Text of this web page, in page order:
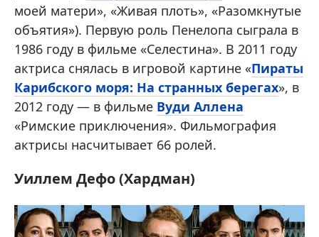
моей матери», «Живая плоть», «Разомкнутые
объятия»). Первую роль Пенелопа сыграла в
1986 году в фильме «Селестина». В 2011 году
актриса снялась в игровой картине «Пираты
Карибского моря: На странных берегах», в
2012 году — в фильме Вуди Аллена
«Римские приключения». Фильмография
актрисы насчитывает 66 ролей.
Уиллем Дефо (Хардман)